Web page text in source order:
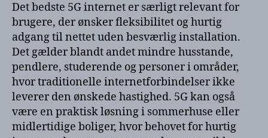
Det bedste 5G internet er særligt relevant for
brugere, der ønsker fleksibilitet og hurtig
adgang til nettet uden besværlig installation.
Det gælder blandt andet mindre husstande,
pendlere, studerende og personer i områder,
hvor traditionelle internetforbindelser ikke
leverer den ønskede hastighed. 5G kan også
være en praktisk løsning i sommerhuse eller
midlertidige boliger, hvor behovet for hurtig